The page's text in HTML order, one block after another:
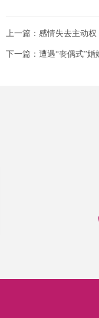
上一篇：感情失去主动
下一篇：遭遇“丧偶式”